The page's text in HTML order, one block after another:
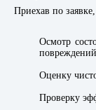
Приехав по
Осмотр
Оценку
Проверку